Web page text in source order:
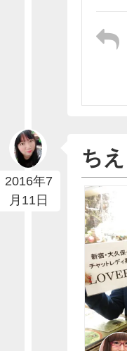
2016年7
月11日
ちえ